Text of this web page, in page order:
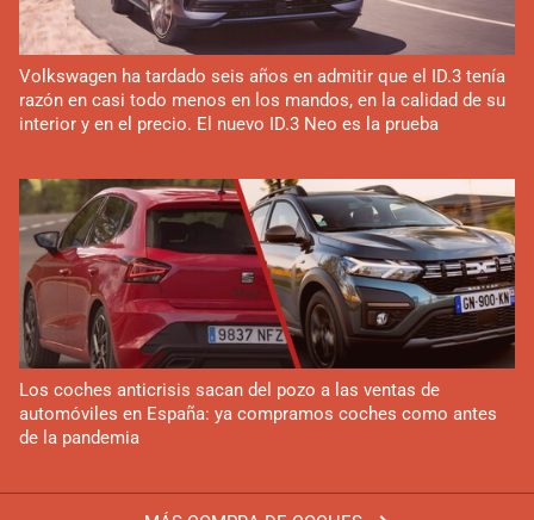
Volkswagen ha tardado seis años en admitir que el ID.3 tenía
razón en casi todo menos en los mandos, en la calidad de su
interior y en el precio. El nuevo ID.3 Neo es la prueba
Los coches anticrisis sacan del pozo a las ventas de
automóviles en España: ya compramos coches como antes
de la pandemia